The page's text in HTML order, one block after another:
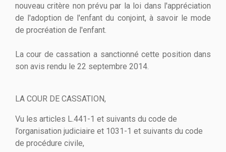
nouveau critère non prévu par la loi dans l'appréciation
de l'adoption de l'enfant du conjoint, à savoir le mode
de procréation de l'enfant.
La cour de cassation a sanctionné cette position dans
son avis rendu le 22 septembre 2014.
LA COUR DE CASSATION,
Vu les articles L.441-1 et suivants du code de
l’organisation judiciaire et 1031-1 et suivants du code
de procédure civile,